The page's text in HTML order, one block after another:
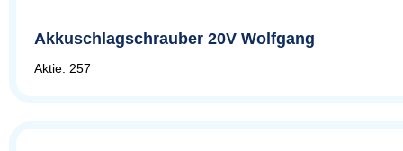
Akkuschlagschrauber 20V Wolfgang
Aktie: 257